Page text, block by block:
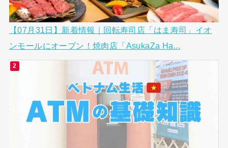
【07月31日】新着情報｜回転寿司店「はま寿司」イオ
ンモールにオープン！焼肉店「AsukaZa Ha...